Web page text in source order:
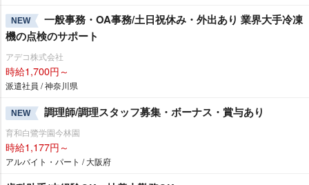
NEW
一般事務・OA事務/土日祝休み・外出あり 業界大手冷凍
機の点検のサポート
アデコ株式会社
時給1,700円～
派遣社員 / 神奈川県
NEW 調理師/調理スタッフ募集・ボーナス・賞与あり
育和白鷺学園今林園
時給1,177円～
アルバイト・パート / 大阪府